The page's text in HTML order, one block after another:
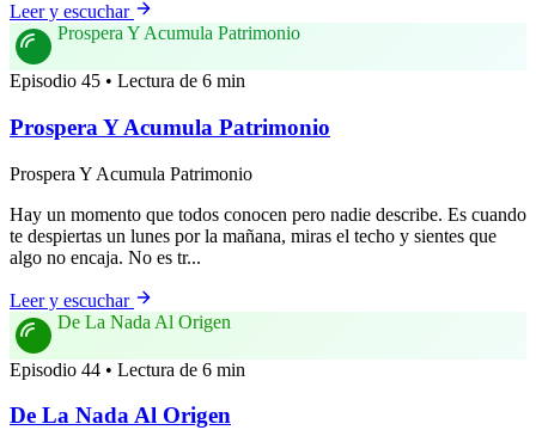
Leer y escuchar
Prospera Y Acumula Patrimonio
Episodio 45 • Lectura de 6 min
Prospera Y Acumula Patrimonio
Prospera Y Acumula Patrimonio
Hay un momento que todos conocen pero nadie describe. Es cuando
te despiertas un lunes por la mañana, miras el techo y sientes que
algo no encaja. No es tr...
Leer y escuchar
De La Nada Al Origen
Episodio 44 • Lectura de 6 min
De La Nada Al Origen